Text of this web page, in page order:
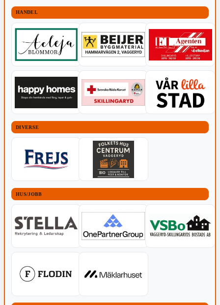
HANDEL
DIVERSE
HUS/JOBB